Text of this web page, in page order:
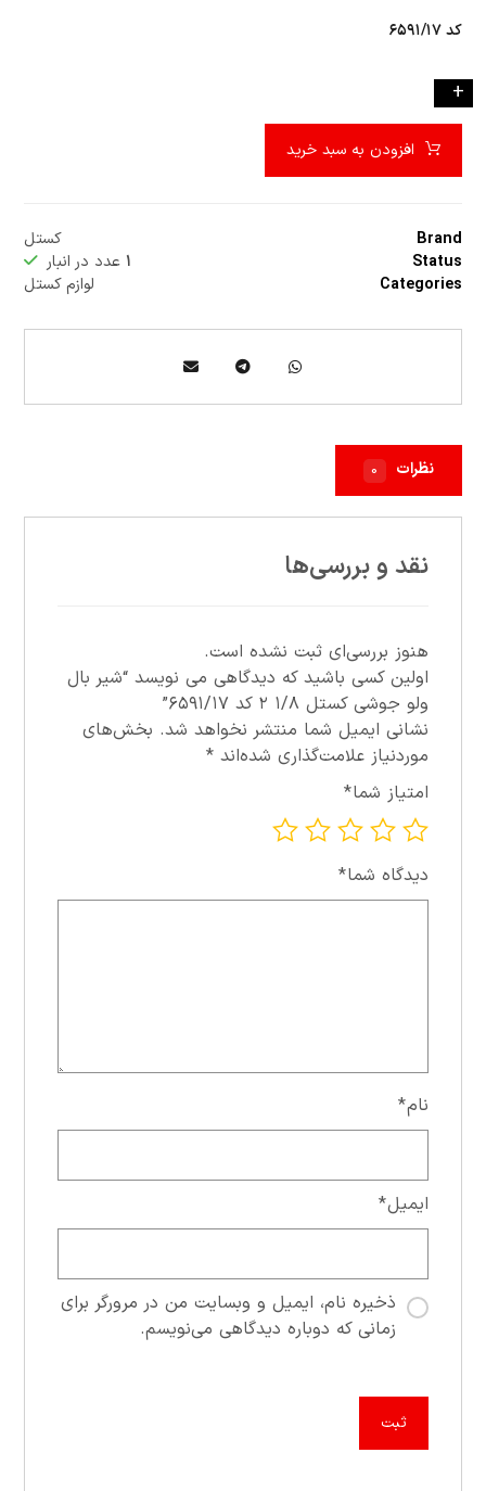
کد ۶۵۹۱/۱۷
+
افزودن به سبد خرید
Brand
کستل
Status
۱ عدد در انبار
Categories
لوازم کستل
نظرات ۰
نقد و بررسی‌ها
هنوز بررسی‌ای ثبت نشده است.
اولین کسی باشید که دیدگاهی می نویسد “شير بال
ولو جوشي کستل ۱/۸ ۲ کد ۶۵۹۱/۱۷”
نشانی ایمیل شما منتشر نخواهد شد. بخش‌های
موردنیاز علامت‌گذاری شده‌اند*
امتیاز شما*
دیدگاه شما*
نام*
ایمیل*
ذخیره نام، ایمیل و وبسایت من در مرورگر برای
زمانی که دوباره دیدگاهی می‌نویسم.